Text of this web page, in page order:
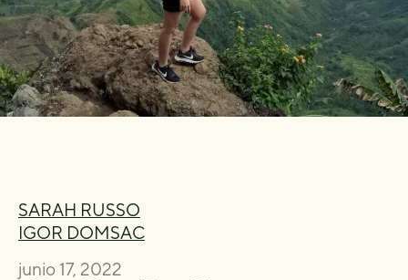
SARAH RUSSO
IGOR DOMSAC
junio 17, 2022